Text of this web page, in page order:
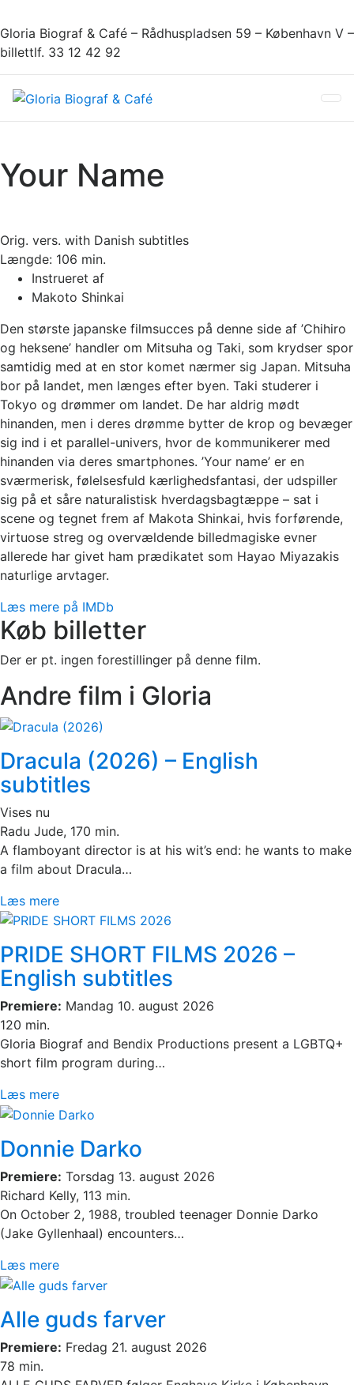
Gloria Biograf & Café – Rådhuspladsen 59 – København V –
billettlf. 33 12 42 92
Your Name
Orig. vers. with Danish subtitles
Længde: 106 min.
Instrueret af
Makoto Shinkai
Den største japanske filmsucces på denne side af ’Chihiro
og heksene’ handler om Mitsuha og Taki, som krydser spor
samtidig med at en stor komet nærmer sig Japan. Mitsuha
bor på landet, men længes efter byen. Taki studerer i
Tokyo og drømmer om landet. De har aldrig mødt
hinanden, men i deres drømme bytter de krop og bevæger
sig ind i et parallel-univers, hvor de kommunikerer med
hinanden via deres smartphones. ’Your name’ er en
sværmerisk, følelsesfuld kærlighedsfantasi, der udspiller
sig på et såre naturalistisk hverdagsbagtæppe – sat i
scene og tegnet frem af Makota Shinkai, hvis forførende,
virtuose streg og overvældende billedmagiske evner
allerede har givet ham prædikatet som Hayao Miyazakis
naturlige arvtager.
Læs mere på IMDb
Køb billetter
Der er pt. ingen forestillinger på denne film.
Andre film i Gloria
Dracula (2026) – English
subtitles
Vises nu
Radu Jude, 170 min.
A flamboyant director is at his wit’s end: he wants to make
a film about Dracula…
Læs mere
PRIDE SHORT FILMS 2026 –
English subtitles
Premiere: Mandag 10. august 2026
120 min.
Gloria Biograf and Bendix Productions present a LGBTQ+
short film program during…
Læs mere
Donnie Darko
Premiere: Torsdag 13. august 2026
Richard Kelly, 113 min.
On October 2, 1988, troubled teenager Donnie Darko
(Jake Gyllenhaal) encounters…
Læs mere
Alle guds farver
Premiere: Fredag 21. august 2026
78 min.